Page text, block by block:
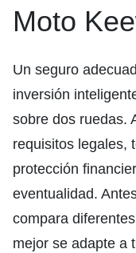
Moto
Un seguro
inversión
sobre dos ruedas.
requisitos legales,
protección
eventualidad.
compara
mejor se adapte a